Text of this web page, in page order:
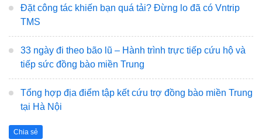
Đặt công tác khiến bạn quá tải? Đừng lo đã có Vntrip
TMS
33 ngày đi theo bão lũ – Hành trình trực tiếp cứu hộ và
tiếp sức đồng bào miền Trung
Tổng hợp địa điểm tập kết cứu trợ đồng bào miền Trung
tại Hà Nội
Chia sẻ